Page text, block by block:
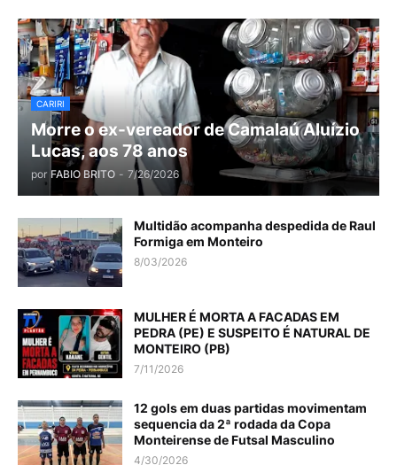
CARIRI
Morre o ex-vereador de Camalaú Aluízio
Lucas, aos 78 anos
por FABIO BRITO - 7/26/2026
Multidão acompanha despedida de Raul
Formiga em Monteiro
8/03/2026
MULHER É MORTA A FACADAS EM
PEDRA (PE) E SUSPEITO É NATURAL DE
MONTEIRO (PB)
7/11/2026
12 gols em duas partidas movimentam
sequencia da 2ª rodada da Copa
Monteirense de Futsal Masculino
4/30/2026